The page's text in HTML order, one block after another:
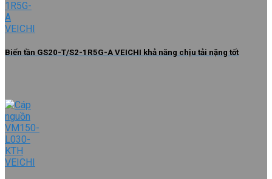
Biến tần GS20-T/S2-1R5G-A VEICHI khả năng chịu tải nặng tốt